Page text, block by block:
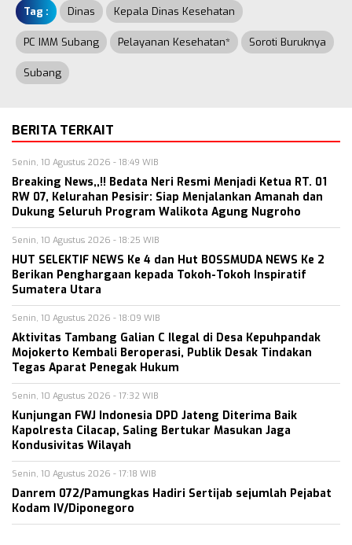
Tag : Dinas Kepala Dinas Kesehatan
PC IMM Subang Pelayanan Kesehatan* Soroti Buruknya
Subang
BERITA TERKAIT
Senin, 10 Agustus 2026 - 18:49 WIB
Breaking News,,!! Bedata Neri Resmi Menjadi Ketua RT. 01
RW 07, Kelurahan Pesisir: Siap Menjalankan Amanah dan
Dukung Seluruh Program Walikota Agung Nugroho
Senin, 10 Agustus 2026 - 18:25 WIB
HUT SELEKTIF NEWS Ke 4 dan Hut BOSSMUDA NEWS Ke 2
Berikan Penghargaan kepada Tokoh-Tokoh Inspiratif
Sumatera Utara
Senin, 10 Agustus 2026 - 18:09 WIB
Aktivitas Tambang Galian C Ilegal di Desa Kepuhpandak
Mojokerto Kembali Beroperasi, Publik Desak Tindakan
Tegas Aparat Penegak Hukum
Senin, 10 Agustus 2026 - 17:32 WIB
Kunjungan FWJ Indonesia DPD Jateng Diterima Baik
Kapolresta Cilacap, Saling Bertukar Masukan Jaga
Kondusivitas Wilayah
Senin, 10 Agustus 2026 - 17:18 WIB
Danrem 072/Pamungkas Hadiri Sertijab sejumlah Pejabat
Kodam IV/Diponegoro